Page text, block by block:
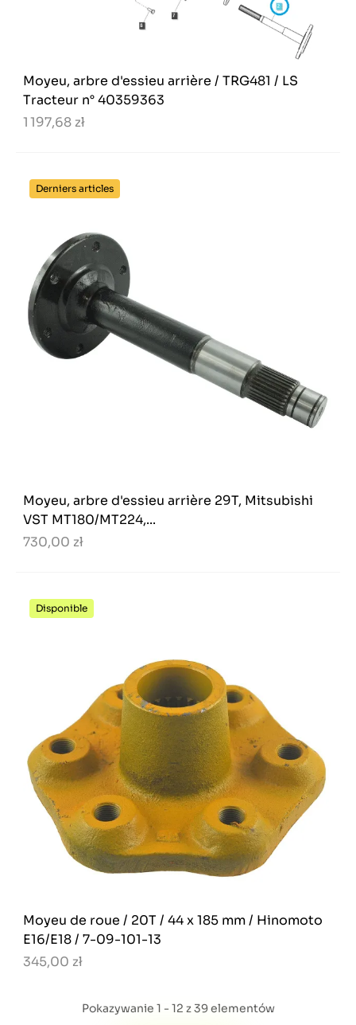
Moyeu, arbre d'essieu arrière / TRG481 / LS
Tracteur n° 40359363
1 197,68 zł
Derniers articles
Moyeu, arbre d'essieu arrière 29T, Mitsubishi
VST MT180/MT224,...
730,00 zł
Disponible
Moyeu de roue / 20T / 44 x 185 mm / Hinomoto
E16/E18 / 7-09-101-13
345,00 zł
Pokazywanie 1 - 12 z 39 elementów